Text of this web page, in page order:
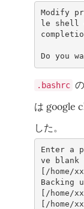
Modify
le shell
Do you
.bashrc
は google
した。
Enter a
ve blank
[/
Backing
[/home/
[/home/